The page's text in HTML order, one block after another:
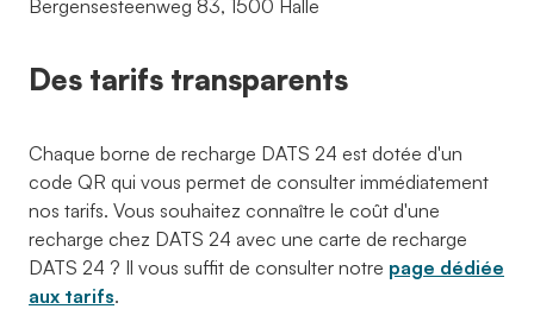
Bergensesteenweg 83, 1500 Halle
Des tarifs transparents
Chaque borne de recharge DATS 24 est dotée d'un
code QR qui vous permet de consulter immédiatement
nos tarifs. Vous souhaitez connaître le coût d'une
recharge chez DATS 24 avec une carte de recharge
DATS 24 ? Il vous suffit de consulter notre page dédiée
aux tarifs.